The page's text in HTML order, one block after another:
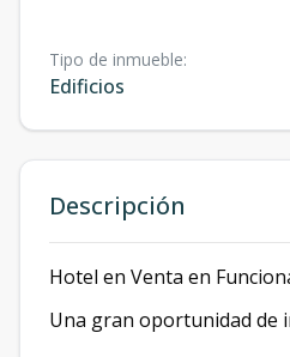
Tipo de inmueble:
Edificios
Descripción
Hotel en Venta en
Una gran oportunidad de